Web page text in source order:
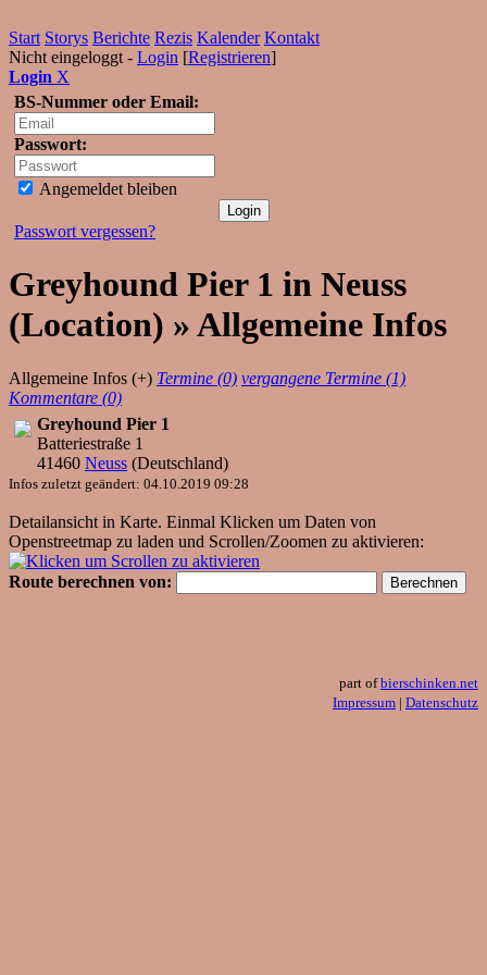
Start Storys Berichte Rezis Kalender Kontakt
Nicht eingeloggt - Login [Registrieren]
Login X
BS-Nummer oder Email:
Passwort:
Angemeldet bleiben
Passwort vergessen?
Greyhound Pier 1 in Neuss
(Location) » Allgemeine Infos
Allgemeine Infos (+) Termine (0) vergangene Termine (1)
Kommentare (0)
Greyhound Pier 1
Batteriestraße 1
41460 Neuss (Deutschland)
Infos zuletzt geändert: 04.10.2019 09:28
Detailansicht in Karte. Einmal Klicken um Daten von
Openstreetmap zu laden und Scrollen/Zoomen zu aktivieren:
Route berechnen von:
part ofbierschinken.net
Impressum | Datenschutz